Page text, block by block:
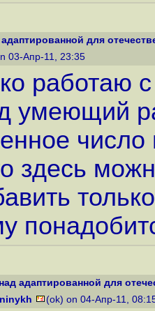
для
03-Апр-11, 23:35
работаю
умеющий
здесь
адаптированной для
(ok) on 04-Апр-11,